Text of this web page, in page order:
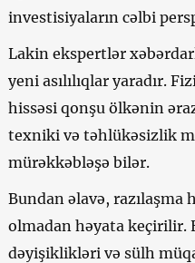
investisiyaların cəlbi
Lakin ekspertlər
yeni asılılıqlar yaradır.
hissəsi qonşu ölkənin
texniki və təhlükəsizlik
mürəkkəbləşə bilər.
Bundan əlavə, razılaşma
olmadan həyata keçirilir.
dəyişiklikləri və sülh